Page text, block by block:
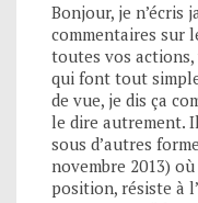
Bonjour, je n’écris
commentaires sur
toutes vos
qui font tout
de vue, je dis ça
le dire autrement.
sous d’autres
novembre 2013)
position, résiste à